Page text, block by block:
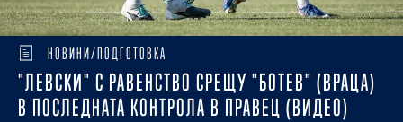
НОВИНИ/ПОДГОТОВКА
"ЛЕВСКИ" С РАВЕНСТВО СРЕЩУ "БОТЕВ" (ВРАЦА)
В ПОСЛЕДНАТА КОНТРОЛА В ПРАВЕЦ (ВИДЕО)